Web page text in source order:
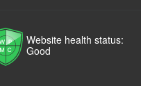
Website health status:
Good